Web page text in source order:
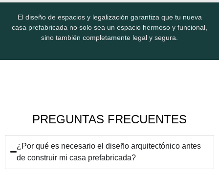
El diseño de espacios y legalización garantiza que tu nueva
casa prefabricada no solo sea un espacio hermoso y funcional,
sino también completamente legal y segura.
PREGUNTAS FRECUENTES
¿Por qué es necesario el diseño arquitectónico antes
de construir mi casa prefabricada?